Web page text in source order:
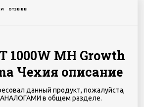
ОТЗЫВЫ
1000W MH Growth
Чехия описание
данный продукт, пожалуйста,
АНАЛОГАМИ в общем разделе.